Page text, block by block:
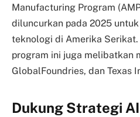
Manufacturing Program
diluncurkan pada 2025
teknologi di Amerika
program ini juga melibatkan
GlobalFoundries, dan Texas
Dukung Strategi